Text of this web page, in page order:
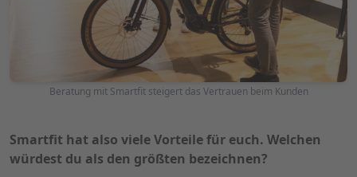
Beratung mit Smartfit steigert das Vertrauen beim Kunden
Smartfit hat also viele Vorteile für euch. Welchen
würdest du als den größten bezeichnen?